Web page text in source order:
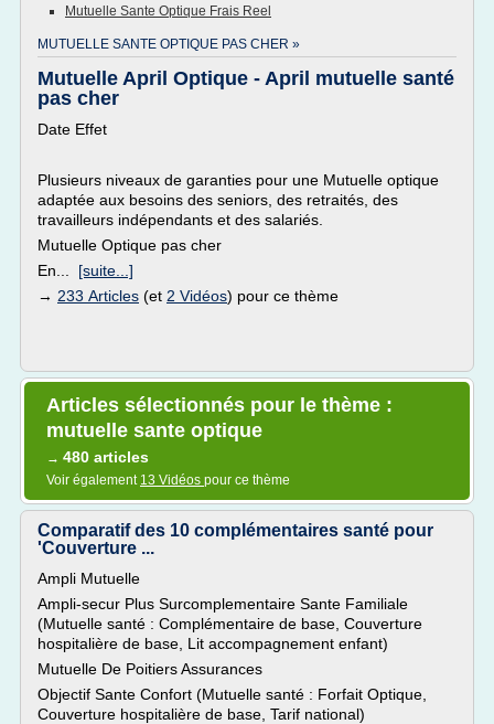
Mutuelle Sante Optique Frais Reel
MUTUELLE SANTE OPTIQUE PAS CHER »
Mutuelle April Optique - April mutuelle santé
pas cher
Date Effet
Plusieurs niveaux de garanties pour une Mutuelle optique
adaptée aux besoins des seniors, des retraités, des
travailleurs indépendants et des salariés.
Mutuelle Optique pas cher
En... [suite...]
→ 233 Articles (et 2 Vidéos) pour ce thème
Articles sélectionnés pour le thème :
mutuelle sante optique
→ 480 articles
Voir également 13 Vidéos pour ce thème
Comparatif des 10 complémentaires santé pour
'Couverture ...
Ampli Mutuelle
Ampli-secur Plus Surcomplementaire Sante Familiale
(Mutuelle santé : Complémentaire de base, Couverture
hospitalière de base, Lit accompagnement enfant)
Mutuelle De Poitiers Assurances
Objectif Sante Confort (Mutuelle santé : Forfait Optique,
Couverture hospitalière de base, Tarif national)